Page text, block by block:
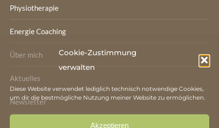
Cookie-Zustimmung
verwalten
Diese Website verwendet lediglich technisch notwendige Cookies,
um dir die bestmögliche Nutzung meiner Website zu ermöglichen.
Akzeptieren
Physiotherapie
Energie Coaching
Über mich
Aktuelles
Newsletter